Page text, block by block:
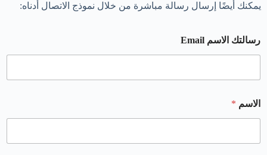
يمكنك أيضًا إرسال رسالة مباشرة من خلال نموذج الاتصال أدناه:
رسالتك الاسم Email
الاسم *